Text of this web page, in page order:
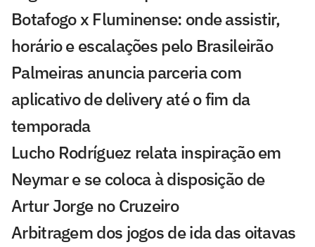
Botafogo x Fluminense: onde assistir,
horário e escalações pelo Brasileirão
Palmeiras anuncia parceria com
aplicativo de delivery até o fim da
temporada
Lucho Rodríguez relata inspiração em
Neymar e se coloca à disposição de
Artur Jorge no Cruzeiro
Arbitragem dos jogos de ida das oitavas